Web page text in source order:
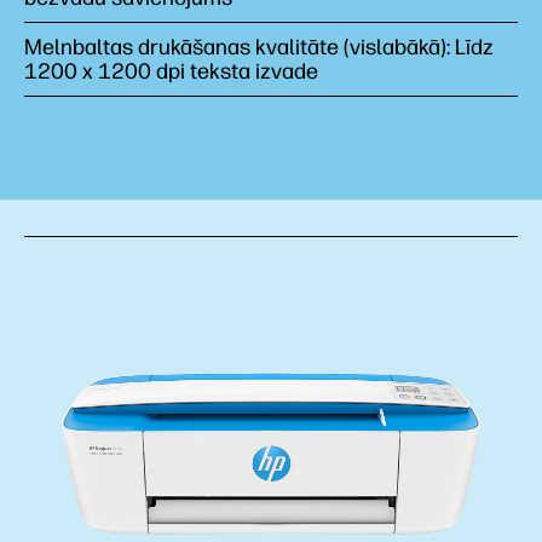
Melnbaltas drukāšanas kvalitāte (vislabākā): Līdz
1200 x 1200 dpi teksta izvade